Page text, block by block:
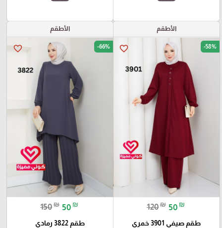
الأطقم
favorite_border -58%
120₪ 50 ₪
طقم صيفي 3901 خمري
الأطقم
favorite_border -66%
150₪ 50 ₪
طقم 3822 رمادي